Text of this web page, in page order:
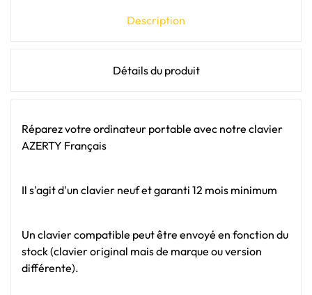
Description
Détails du produit
Réparez votre ordinateur portable avec notre clavier
AZERTY Français
Il s'agit d'un clavier neuf et garanti 12 mois minimum
Un clavier compatible peut être envoyé en fonction du
stock (clavier original mais de marque ou version
différente).